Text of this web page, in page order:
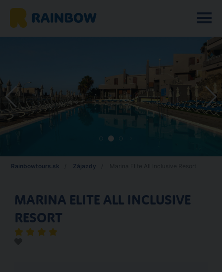
Rainbowtours.sk Zájazdy
MARINA ELITE ALL INCLUSIVE
RESORT